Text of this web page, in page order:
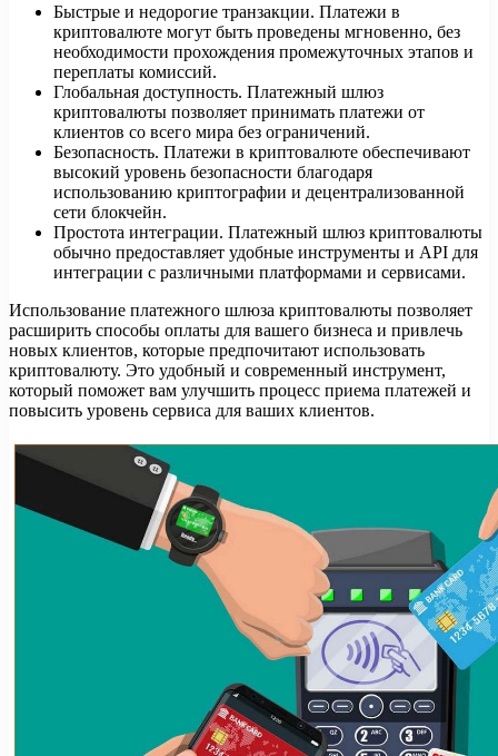
Быстрые и недорогие транзакции. Платежи в
криптовалюте могут быть проведены мгновенно, без
необходимости прохождения промежуточных этапов и
переплаты комиссий.
Глобальная доступность. Платежный шлюз
криптовалюты позволяет принимать платежи от
клиентов со всего мира без ограничений.
Безопасность. Платежи в криптовалюте обеспечивают
высокий уровень безопасности благодаря
использованию криптографии и децентрализованной
сети блокчейн.
Простота интеграции. Платежный шлюз криптовалюты
обычно предоставляет удобные инструменты и API для
интеграции с различными платформами и сервисами.
Использование платежного шлюза криптовалюты позволяет
расширить способы оплаты для вашего бизнеса и привлечь
новых клиентов, которые предпочитают использовать
криптовалюту. Это удобный и современный инструмент,
который поможет вам улучшить процесс приема платежей и
повысить уровень сервиса для ваших клиентов.